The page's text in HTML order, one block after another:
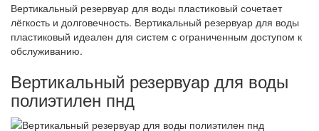
Вертикальный резервуар для воды пластиковый сочетает
лёгкость и долговечность. Вертикальный резервуар для воды
пластиковый идеален для систем с ограниченным доступом к
обслуживанию.
Вертикальный резервуар для воды
полиэтилен пнд